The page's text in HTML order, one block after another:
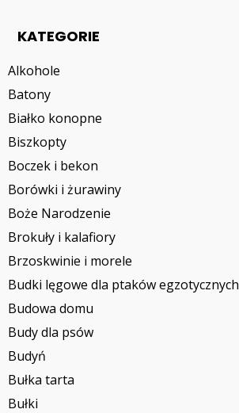
KATEGORIE
Alkohole
Batony
Białko konopne
Biszkopty
Boczek i bekon
Borówki i żurawiny
Boże Narodzenie
Brokuły i kalafiory
Brzoskwinie i morele
Budki lęgowe dla ptaków egzotycznych
Budowa domu
Budy dla psów
Budyń
Bułka tarta
Bułki